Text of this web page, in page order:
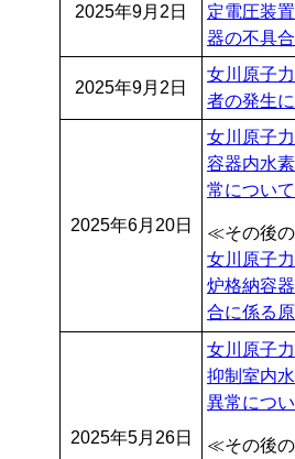
2025年9月2日
定電圧装
器の不具
2025年9月2日
女川原子
者の発生
2025年6月20日
女川原子
容器内水
常について
≪その後
女川原子
炉格納容
合に係る
2025年5月26日
女川原子
抑制室内
異常につ
≪その後